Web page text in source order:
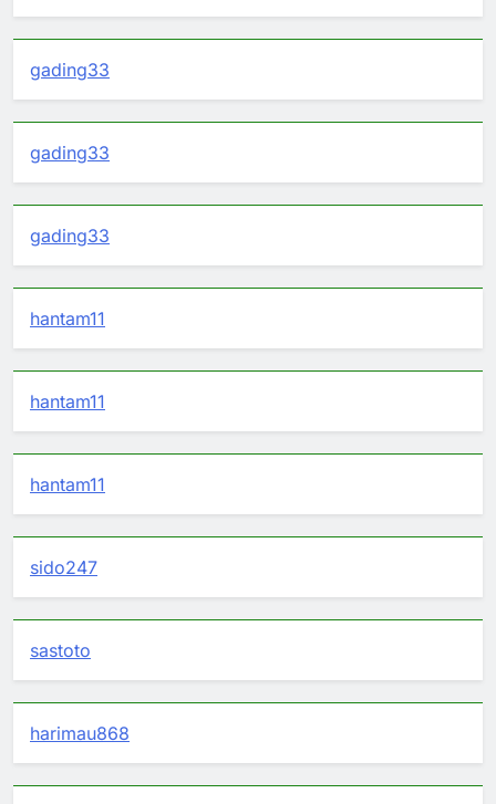
gading33
gading33
gading33
hantam11
hantam11
hantam11
sido247
sastoto
harimau868